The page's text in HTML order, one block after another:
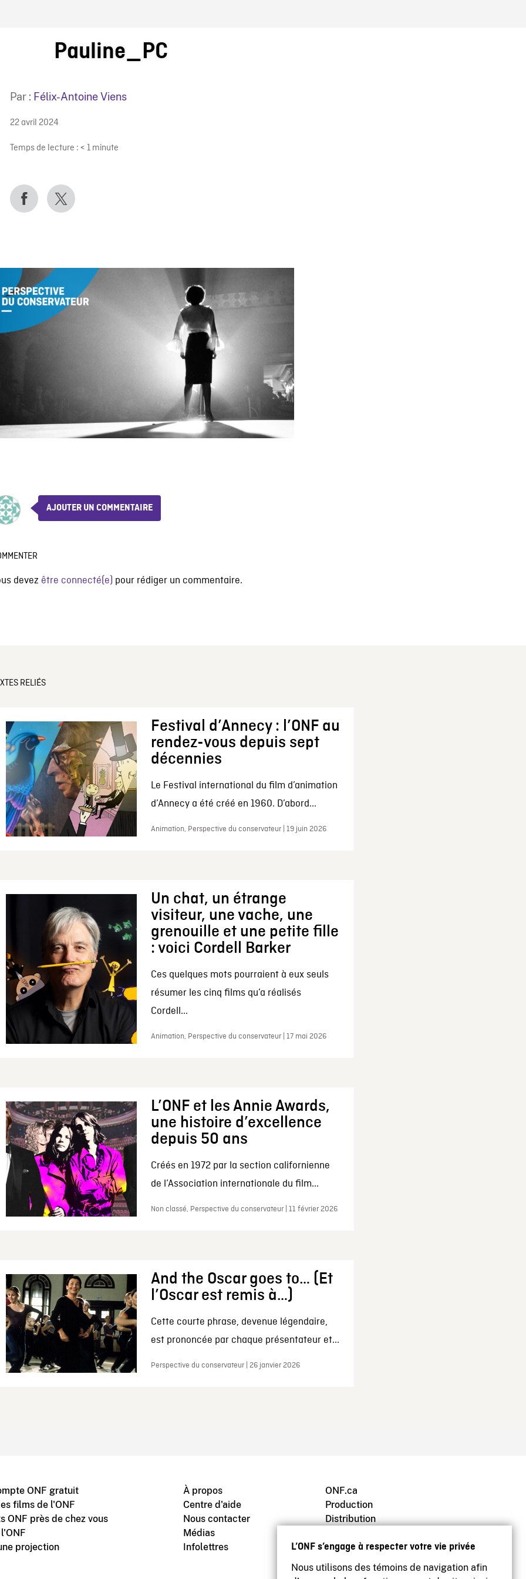
L’ONF s’engage à respecter votre vie privée
Nous utilisons des témoins de navigation afin
ONF
Pauline_PC
Par : Félix-Antoine Viens
22 avril 2024
Temps de lecture : < 1 minute
AJOUTER UN COMMENTAIRE
devez être connecté(e) pour rédiger un commentaire.
RELIÉS
Festival d’Annecy : l’ONF au
rendez-vous depuis sept
décennies
Le Festival international du film d’animation
d’Annecy a été créé en 1960. D’abord...
Animation, Perspective du conservateur | 19 juin 2026
Un chat, un étrange
visiteur, une vache, une
grenouille et une petite fille
: voici Cordell Barker
Ces quelques mots pourraient à eux seuls
résumer les cinq films qu’a réalisés
Cordell...
Animation, Perspective du conservateur | 17 mai 2026
L’ONF et les Annie Awards,
une histoire d’excellence
depuis 50 ans
Créés en 1972 par la section californienne
de l’Association internationale du film...
Non classé, Perspective du conservateur | 11 février 2026
And the Oscar goes to… (Et
l’Oscar est remis à…)
Cette courte phrase, devenue légendaire,
est prononcée par chaque présentateur et...
Perspective du conservateur | 26 janvier 2026
ONF gratuit
films de l'ONF
ONF près de chez vous
projection
À propos
Centre d'aide
Nous contacter
Médias
Infolettres
ONF.ca
Production
Distribution
Archives